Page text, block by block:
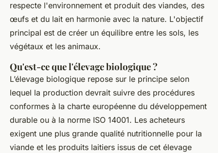
respecte l'environnement et produit des viandes, des
œufs et du lait en harmonie avec la nature. L'objectif
principal est de créer un équilibre entre les sols, les
végétaux et les animaux.
Qu'est-ce que l'élevage biologique ?
L’élevage biologique repose sur le principe selon
lequel la production devrait suivre des procédures
conformes à la charte européenne du développement
durable ou à la norme ISO 14001. Les acheteurs
exigent une plus grande qualité nutritionnelle pour la
viande et les produits laitiers issus de cet élevage